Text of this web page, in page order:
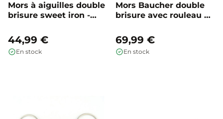
Mors à aiguilles double
brisure sweet iron -
44,99 €
En stock
Mors Baucher double
brisure avec rouleau en
69,99 €
En stock